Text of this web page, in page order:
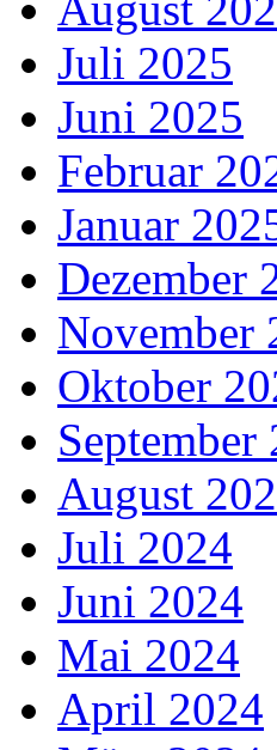
Juli 2025
Juni 2025
Februar
Januar
Dezember
November
Oktober
September
August
Juli 2024
Juni 2024
Mai 2024
April 2024